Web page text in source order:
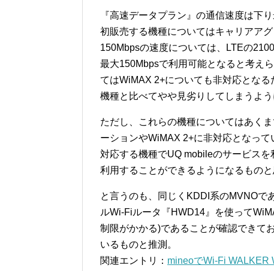
『高速データプラン』の通信速度は下
初販売する機種についてはキャリアア
150Mbpsの速度については、LTEの
最大150Mbpsで利用可能となると考え
てはWiMAX 2+についても非対応とな
機種と比べてやや見劣りしてしまうよう
ただし、これらの機種についてはあく
ーションやWiMAX 2+に非対応となっ
対応する機種でUQ mobileのサービス
利用することができるようになるものと
と言うのも、同じくKDDI系のMVNOで
ルWi-Fiルータ『HWD14』を使って
制限がかかる)であることが確認できて
いるものと推測。
関連エントリ： mineoでWi-Fi WALKER